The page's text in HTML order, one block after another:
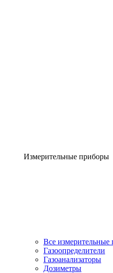
Измерительные приборы
Все измерительные
Газоопределители
Газоанализаторы
Дозиметры